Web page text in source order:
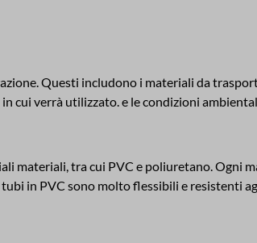
Questi includono i materiali da
cui verrà utilizzato. e le condizioni
materiali, tra cui PVC e poliuretano. Ogni
in PVC sono molto flessibili e resistenti